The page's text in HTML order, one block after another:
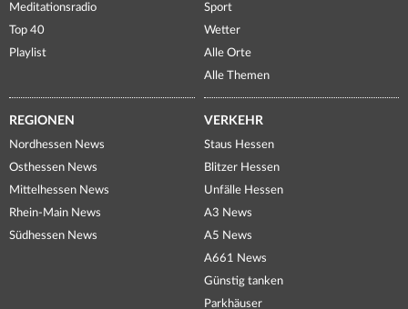
Meditationsradio
Top 40
Playlist
Sport
Wetter
Alle Orte
Alle Themen
REGIONEN
Nordhessen News
Osthessen News
Mittelhessen News
Rhein-Main News
Südhessen News
VERKEHR
Staus Hessen
Blitzer Hessen
Unfälle Hessen
A3 News
A5 News
A661 News
Günstig tanken
Parkhäuser